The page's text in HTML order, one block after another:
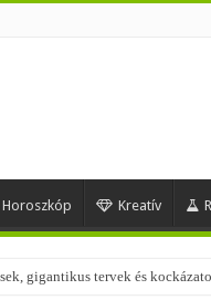
Horoszkóp Kreatív